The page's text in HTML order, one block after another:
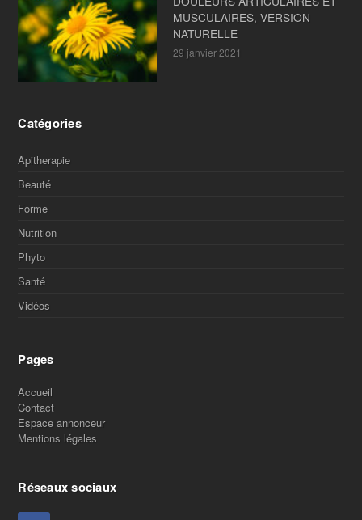
MUSCULAIRES, VERSION
NATURELLE
29 janvier 2021
Catégories
Apitherapie
Beauté
Forme
Nutrition
Phyto
Santé
Vidéos
Pages
Accueil
Contact
Espace annonceur
Mentions légales
Réseaux sociaux